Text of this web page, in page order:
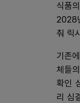
식품
2028
춰 릭
기존
체들
확인
리 심